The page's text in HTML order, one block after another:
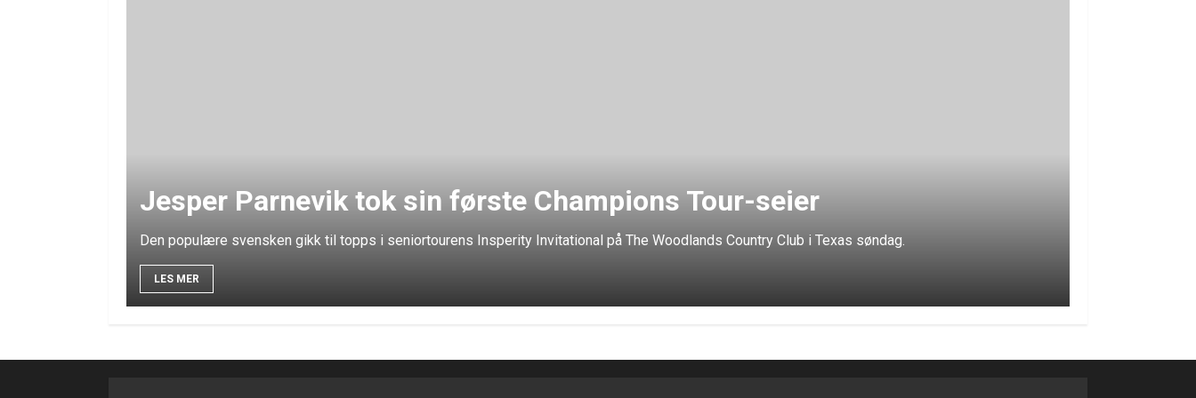
Jesper Parnevik tok sin første Champions Tour-seier
Den populære svensken gikk til topps i seniortourens Insperity Invitational på The Woodlands Country Club i Texas søndag.
LES MER